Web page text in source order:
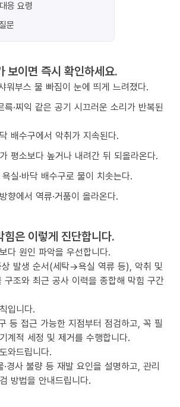
응 요령
문
보이면 즉시 확인하세요.
워부스 물 빠짐이 눈에 띄게 느려졌다.
륵·찌익 같은 공기 시끄러운 소리가 반복된
배수구에서 악취가 지속된다.
평소보다 높거나 내려간 뒤 되올라온다.
실·바닥 배수구로 물이 치솟는다.
향에서 역류·거품이 올라온다.
은 이렇게 진단합니다.
다 원인 파악을 우선합니다.
발생 순서(세탁→욕실 역류 등), 악취 및
구조와 최근 공사 이력을 종합해 막힘 구간
입니다.
등 접근 가능한 지점부터 점검하고, 꼭 필
계적 세정 및 제거를 수행합니다.
와드립니다.
·경사 불량 등 재발 요인을 설명하고, 관리
방법을 안내드립니다.